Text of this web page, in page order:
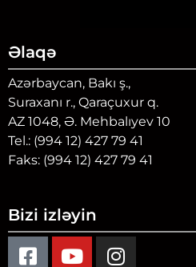
Əlaqə
Azərbaycan, Bakı ş.,
Suraxanı r., Qaraçuxur q.
AZ 1048, Ə. Mehbalıyev 10
Tel.: (994 12) 427 79 41
Faks: (994 12) 427 79 41
Bizi izləyin